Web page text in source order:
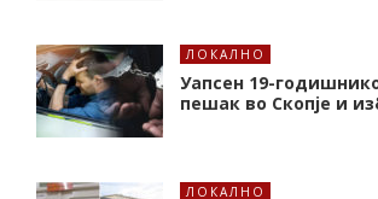
ЛОКАЛНО
Уапсен 19-
пешак во Скопје и
ЛОКАЛНО